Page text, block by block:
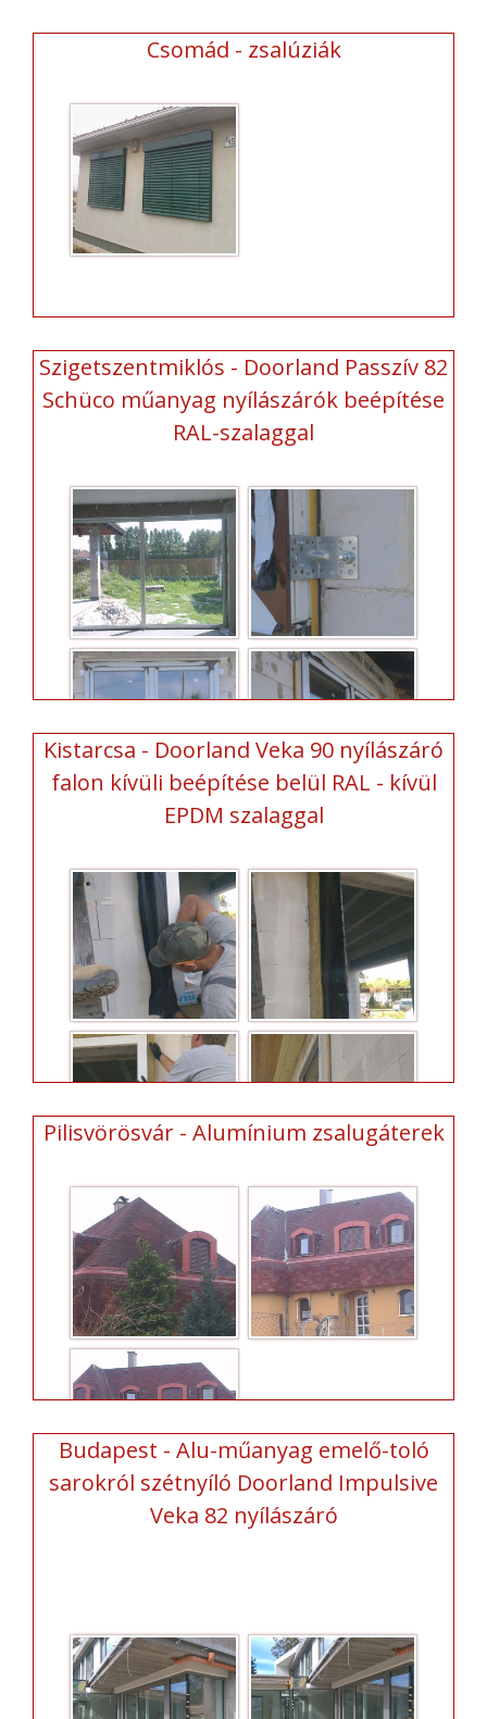
Csomád - zsalúziák
Szigetszentmiklós - Doorland Passzív 82
Schüco műanyag nyílászárók beépítése
RAL-szalaggal
Kistarcsa - Doorland Veka 90 nyílászáró
falon kívüli beépítése belül RAL - kívül
EPDM szalaggal
Pilisvörösvár - Alumínium zsalugáterek
Budapest - Alu-műanyag emelő-toló
sarokról szétnyíló Doorland Impulsive
Veka 82 nyílászáró